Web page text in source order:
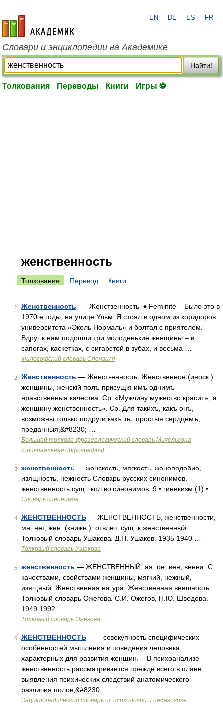
academic.ru
EN DE ES FR
Словари и энциклопедии на Академике
Найти!
Толкования Переводы Книги Игры ⚽
женственность
Толкование Перевод Книги
1 Женственность — Женственность ♦ Feminité Было это в
1970 е годы, на улице Ульм. Я стоял в одном из коридоров
университета «Эколь Нормаль» и болтал с приятелем.
Вдруг к нам подошли три молоденькие женщины – в
сапогах, каскетках, с сигаретой в зубах, и весьма …
Философский словарь Спонвиля
2 Женственность — Женственность. Женственное (иноск.)
женщины, женскій полъ присущія имъ однимъ
нравственныя качества. Ср. «Мужчину мужество краситъ, а
женщину женственность». Ср. Для такихъ, какъ онъ,
возможны только подруги какъ ты: простыя сердцемъ,
преданныя,&#8230; …
Большой толково-фразеологический словарь Михельсона
(оригинальная орфография)
3 женственность — женскость, мягкость, женоподобие,
изящность, нежность Словарь русских синонимов.
женственность сущ., кол во синонимов: 9 • гинекизм (1) • …
Словарь синонимов
4 ЖЕНСТВЕННОСТЬ — ЖЕНСТВЕННОСТЬ, женственности,
мн. нет, жен. (книжн.). отвлеч. сущ. к женственный.
Толковый словарь Ушакова. Д.Н. Ушаков. 1935 1940 …
Толковый словарь Ушакова
5 женственность — ЖЕНСТВЕННЫЙ, ая, ое; вен, венна. С
качествами, свойствами женщины, мягкий, нежный,
изящный. Женственная натура. Женственная внешность.
Толковый словарь Ожегова. С.И. Ожегов, Н.Ю. Шведова.
1949 1992 …
Толковый словарь Ожегова
6 ЖЕНСТВЕННОСТЬ — – совокупность специфических
особенностей мышления и поведения человека,
характерных для развития женщин. В психоанализе
женственность рассматривается прежде всего в плане
выявления психических следствий анатомического
различия полов,&#8230; …
Энциклопедический словарь по психологии и педагогике